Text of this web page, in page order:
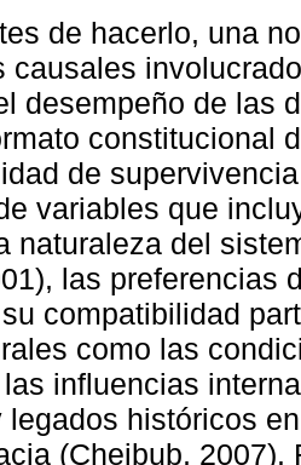
de hacerlo, una
causales
desempeño de las
constitucional
de
variables que
naturaleza del
las preferencias
compatibilidad
como las
influencias
legados históricos
(Cheibub,